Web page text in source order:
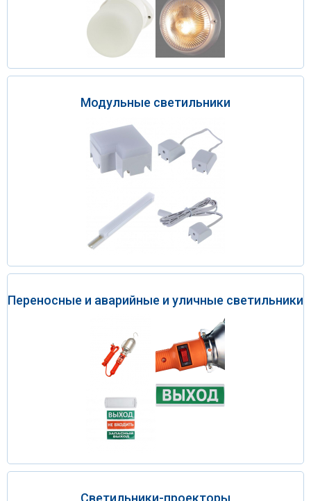
Модульные светильники
Переносные и аварийные и уличные светильники
Светильники-проекторы